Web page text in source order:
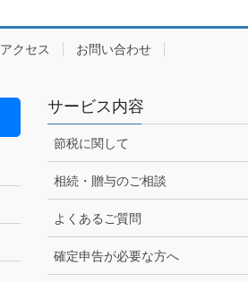
アクセス お問い合わせ
サービス内容
節税に関して
相続・贈与のご相談
よくあるご質問
確定申告が必要な方へ